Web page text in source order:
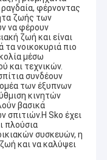
φέρνοντας
ζωής των
να φέρουν
ζωή και είναι
νοικοκυριά πιο
μέσω
και τεχνικών.
συνδέουν
των έξυπνων
κινητών
βασικά
σπιτιών.Η Sko έχει
πλούσια
συσκευών, η
και να καλύψει